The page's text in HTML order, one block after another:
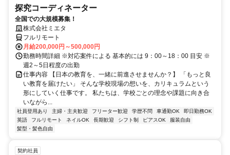
探究コーディネーター
全国での大規模募集！
株式会社ミエタ
フルリモート
月給200,000円～500,000円
勤務時間詳細 ※対応案件による 基本的には 9：00～18：00 目安 ※
週2～5日程度の出勤
仕事内容 【日本の教育を、一緒に前進させませんか？】 「もっと良
い教育を届けたい」 そんな学校現場の想いを、カリキュラムという
形にしていく仕事です。 私たちは、学校ごとの理念や課題に向き合
いながら...
社員登用あり 主婦・主夫歓迎 フリーター歓迎 学歴不問 車通勤OK
即日勤務OK
英語
フルリモート ネイルOK 長期歓迎 シフト制 ピアスOK
服装自由
髪型・髪色自由
契約社員